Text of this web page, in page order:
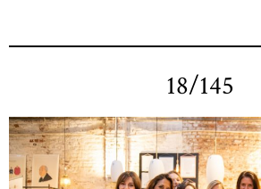
18/145